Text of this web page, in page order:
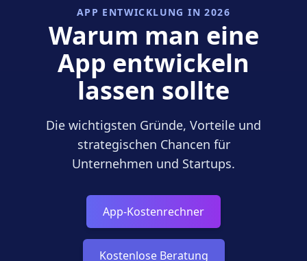
APP ENTWICKLUNG IN 2026
Warum man eine
App entwickeln
lassen sollte
Die wichtigsten Gründe, Vorteile und
strategischen Chancen für
Unternehmen und Startups.
App-Kostenrechner
Kostenlose Beratung